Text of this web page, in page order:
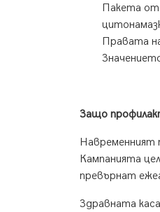
Пакета от
Правата
Защо
Навременният
Кампанията
превърнат
Здравната